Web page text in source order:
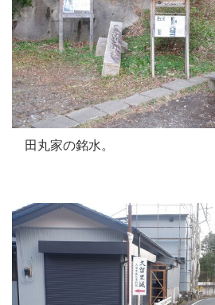
田丸家の銘水。